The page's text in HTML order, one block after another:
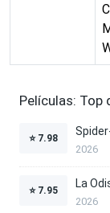
Películas: Top
⭐ 7.98
2026
⭐ 7.95
La
2026